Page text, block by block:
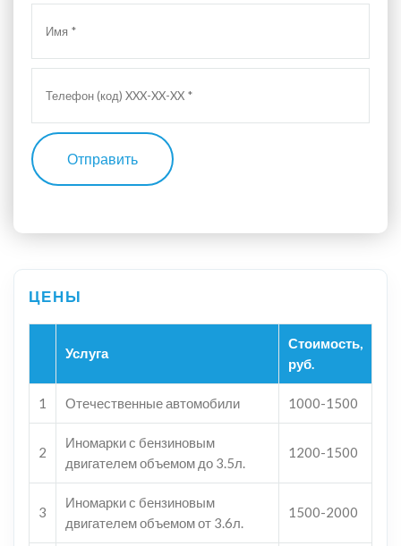
Отправить
Услуга
Стоимость,
руб.
1 Отечественные автомобили 1000-1500
2
Иномарки с бензиновым
двигателем объемом до 3.5л.
1200-1500
3
Иномарки с бензиновым
двигателем объемом от 3.6л.
1500-2000